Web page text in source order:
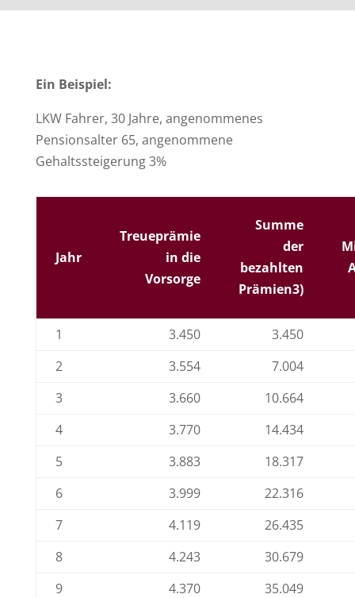
Ein Beispiel:
LKW Fahrer, 30 Jahre, angenommenes
Pensionsalter 65, angenommene
Gehaltssteigerung 3%
Jahr
Treueprämie
in die
Vorsorge
Summe
der
bezahlten
Prämien3)
1 3.450
3.450
2
3.554
7.004
3
3.660
10.664
4
3.770
14.434
5
3.883
18.317
6
3.999
22.316
7
4.119
26.435
8
4.243
30.679
9
4.370
35.049